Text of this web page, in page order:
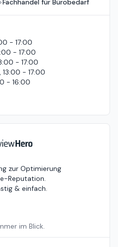
Fachhandel für Bürobedarf
- 17:00
- 17:00
- 17:00
- 17:00
- 16:00
zur Optimierung
Reputation.
& einfach.
im Blick.